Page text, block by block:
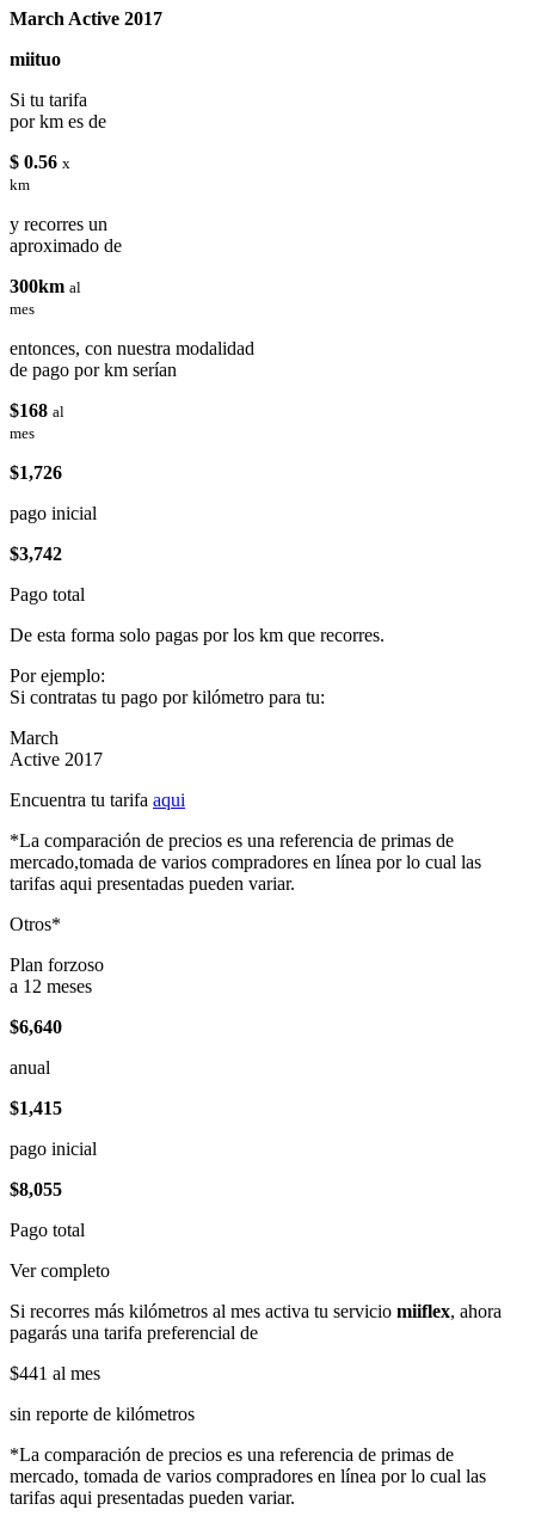
March Active 2017
miituo
Si tu tarifa
por km es de
$ 0.56 x
km
y recorres un
aproximado de
300km al
mes
entonces, con nuestra modalidad
de pago por km serían
$168 al
mes
$1,726
pago inicial
$3,742
Pago total
De esta forma solo pagas por los km que recorres.
Por ejemplo:
Si contratas tu pago por kilómetro para tu:
March
Active 2017
Encuentra tu tarifa aqui
*La comparación de precios es una referencia de primas de
mercado,tomada de varios compradores en línea por lo cual las
tarifas aqui presentadas pueden variar.
Otros*
Plan forzoso
a 12 meses
$6,640
anual
$1,415
pago inicial
$8,055
Pago total
Ver completo
Si recorres más kilómetros al mes activa tu servicio miiflex, ahora
pagarás una tarifa preferencial de
$441 al mes
sin reporte de kilómetros
*La comparación de precios es una referencia de primas de
mercado, tomada de varios compradores en línea por lo cual las
tarifas aqui presentadas pueden variar.